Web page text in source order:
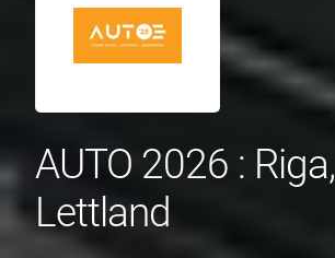
AUTO 2026 : Riga,
Lettland